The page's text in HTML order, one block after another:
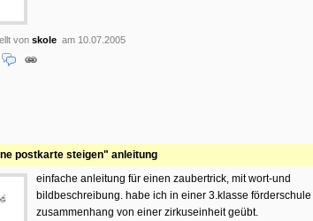
von skole am 10.07.2005
postkarte steigen" anleitung
einfache anleitung für einen zaubertrick, mit wort-und
bildbeschreibung. habe ich in einer 3.klasse förderschule
zusammenhang von einer zirkuseinheit geübt.